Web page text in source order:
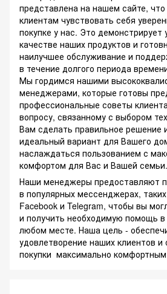
представлена на нашем сайте,
клиентам чувствовать себя
покупке у нас. Это демонстрирует
качестве наших продуктов и
наилучшее обслуживание и
в течение долгого периода
Мы гордимся нашими
менеджерами, которые готовы
профессиональные советы
вопросу, связанному с выбором
Вам сделать правильное решение
идеальный вариант для Вашего
наслаждаться пользованием с
комфортом для Вас и Вашей семьи.
Наши менеджеры предоставляют
в популярных мессенджерах,
Facebook и Telegram, чтобы вы
и получить необходимую помощь
любом месте. Наша цель -
удовлетворение наших клиентов и
покупки максимально